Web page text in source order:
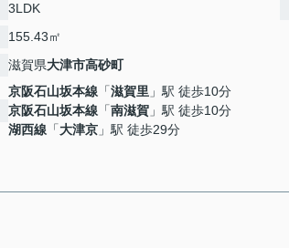
3LDK
155.43㎡
滋賀県大津市高砂町
京阪石山坂本線 「滋賀里 」駅 徒歩10分
京阪石山坂本線 「南滋賀 」駅 徒歩10分
湖西線 「大津京 」駅 徒歩29分